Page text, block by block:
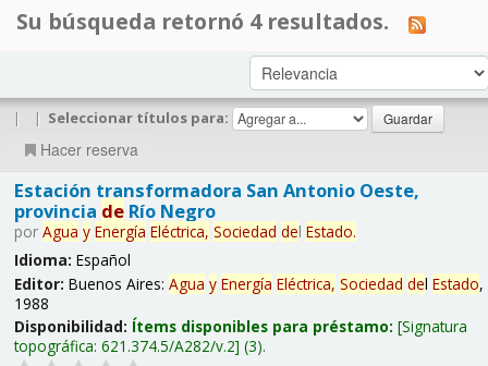
Su búsqueda retornó 4 resultados.
| | Seleccionar títulos para:
Hacer reserva
Estación transformadora San Antonio Oeste,
provincia deRío Negro
por Agua y Energía Eléctrica, Sociedad del Estado.
Idioma: Español
Editor: Buenos Aires: Agua y Energía Eléctrica, Sociedad del Estado,
1988
Disponibilidad: Ítems disponibles para préstamo: Signatura
topográfica: 621.374.5/A282/v.2 (3).